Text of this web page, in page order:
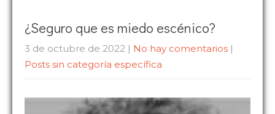
¿Seguro que es miedo escénico?
3 de octubre de 2022 | No hay comentarios |
Posts sin categoría específica